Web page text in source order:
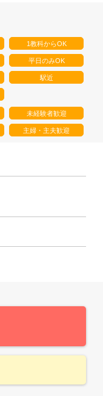
1教科からOK
平日のみOK
駅近
未経験者歓迎
主婦・主夫歓迎